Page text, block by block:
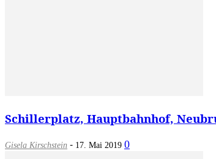
Schillerplatz, Hauptbahnhof,
Gisela Kirschstein - 17. Mai 2019 0